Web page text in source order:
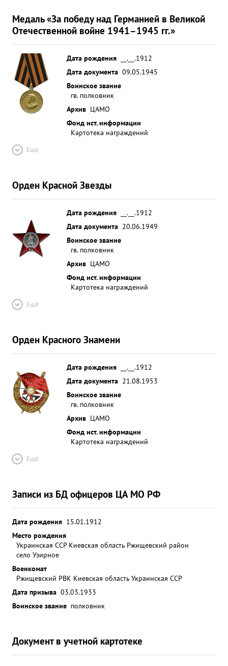
Медаль «За победу над Германией в Великой
Отечественной войне 1941–1945 гг.»
Дата рождения
__.__.1912
Дата документа 09.05.1945
Воинское звание
гв. полковник
Архив ЦАМО
Фонд ист. информации
Картотека награждений
Ещё
Орден Красной Звезды
Дата рождения
__.__.1912
Дата документа 20.06.1949
Воинское звание
гв. полковник
Архив ЦАМО
Фонд ист. информации
Картотека награждений
Ещё
Орден Красного Знамени
Дата рождения
__.__.1912
Дата документа 21.08.1953
Воинское звание
гв. полковник
Архив ЦАМО
Фонд ист. информации
Картотека награждений
Ещё
Записи из БД офицеров ЦА МО РФ
Дата рождения 15.01.1912
Место рождения
Украинская ССР Киевская область Ржищевский район
село Узирное
Военкомат
Ржищевский РВК Киевская область Украинская ССР
Дата призыва 03.03.1933
Воинское звание полковник
Документ в учетной картотеке